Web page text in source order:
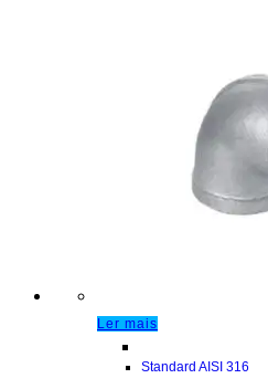
Ler mais
Standard AISI 316